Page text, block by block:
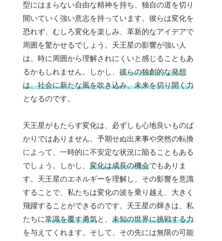
型にはまらない自由な精神を持ち、独自の道を切り
開いていく強い意志を持っています。彼らは変化を
恐れず、むしろ変化を楽しみ、革新的なアイデアで
周囲を驚かせるでしょう。天王星の影響が強い人
は、時に周囲から理解されにくいと感じることもあ
るかもしれません。しかし、 彼らの独創的な発想
は、社会に新たな風を吹き込み、未来を切り開く力
となるのです。
天王星がもたらす変化は、必ずしも心地良いものば
かりではありません。予期せぬ出来事や突然の転換
によって、一時的に不安定な状況に陥ることもある
でしょう。しかし、 変化は成長の機会でもありま
す。天王星のエネルギーを理解し、その影響を意識
することで、私たちは変化の波を乗り越え、大きく
飛躍することができるのです。天王星の輝きは、私
たちに常識を覆す勇気と、 未知の世界に挑戦する力
を与えてくれます。そして、その先には無限の可能